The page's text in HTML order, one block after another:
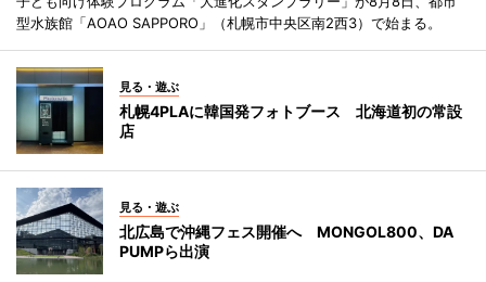
型水族館「AOAO SAPPORO」（札幌市中央区南2西3）で始まる。
見る・遊ぶ
札幌4PLAに韓国発フォトブース 北海道初の常設
店
見る・遊ぶ
北広島で沖縄フェス開催へ MONGOL800、DA
PUMPら出演